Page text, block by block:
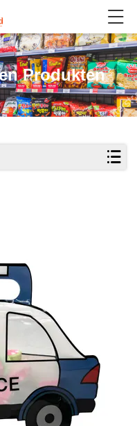
Produkten